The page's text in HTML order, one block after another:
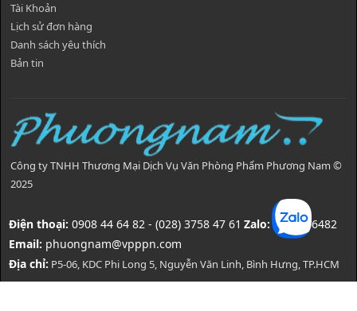
Tài Khoản
Lịch sử đơn hàng
Danh sách yêu thích
Bản tin
Công ty TNHH Thương Mại Dịch Vụ Văn Phòng Phẩm Phương Nam ©
2025
Điện thoại: 0908 44 64 82 - (028) 3758 47 61 Zalo:0908446482
Email: phuongnam@vpppn.com
Địa chỉ: P5-06, KDC Phi Long 5, Nguyễn Văn Linh, Bình Hưng, TP.HCM